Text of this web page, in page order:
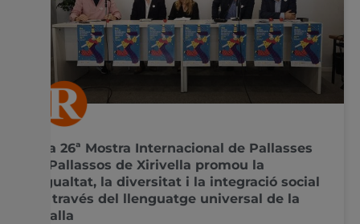
La 26ª Mostra Internacional de Pallasses
i Pallassos de Xirivella promou la
igualtat, la diversitat i la integració social
a través del llenguatge universal de la
rialla